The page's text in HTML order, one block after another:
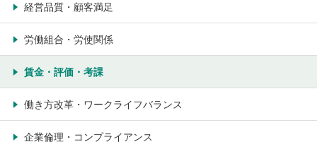
経営品質・顧客満足
労働組合・労使関係
賃金・評価・考課
働き方改革・ワークライフバランス
企業倫理・コンプライアンス